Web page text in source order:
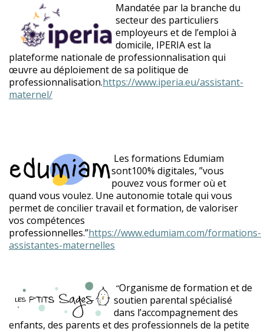
Mandatée par la branche du
secteur des particuliers
employeurs et de l’emploi à
domicile, IPERIA est la
plateforme nationale de professionnalisation qui
œuvre au déploiement de sa politique de
professionnalisation.https://www.iperia.eu/assistant-
maternel/
Les formations Edumiam
sont100% digitales, ”vous
pouvez vous former où et
quand vous voulez. Une autonomie totale qui vous
permet de concilier travail et formation, de valoriser
vos compétences
professionnelles.”https://www.edumiam.com/formations-
assistantes-maternelles
“Organisme de formation et de
soutien parental spécialisé
dans l’accompagnement des
enfants, des parents et des professionnels de la petite